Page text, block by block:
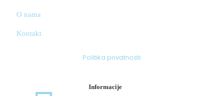
O nama
Kontakt
Politika privatnosti
Informacije